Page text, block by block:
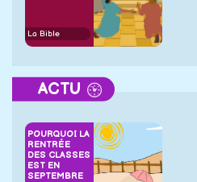
La Bible
ACTU
POURQUOI LA
RENTRÉE
DES CLASSES
EST EN
SEPTEMBRE